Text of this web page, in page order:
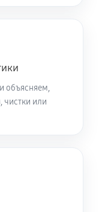
EF 24-70mm
объясняем,
чистки или